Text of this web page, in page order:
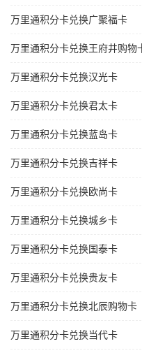
万里通积分卡兑换广聚福卡
万里通积分卡兑换王府井购物
万里通积分卡兑换汉光卡
万里通积分卡兑换君太卡
万里通积分卡兑换蓝岛卡
万里通积分卡兑换吉祥卡
万里通积分卡兑换欧尚卡
万里通积分卡兑换城乡卡
万里通积分卡兑换国泰卡
万里通积分卡兑换贵友卡
万里通积分卡兑换北辰购物卡
万里通积分卡兑换当代卡